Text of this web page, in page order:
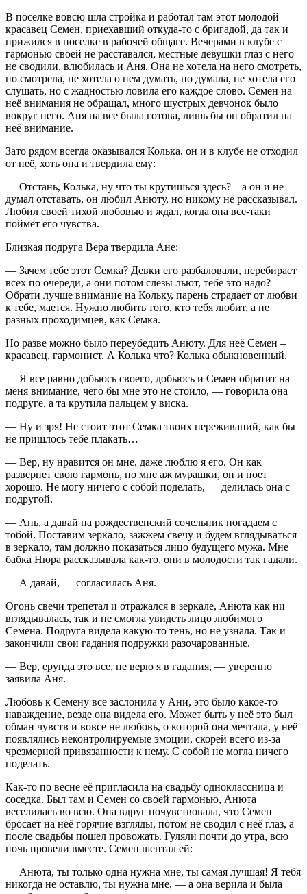
В поселке вовсю шла стройка и работал там этот молодой
красавец Семен, приехавший откуда-то с бригадой, да так и
прижился в поселке в рабочей общаге. Вечерами в клубе с
гармонью своей не расставался, местные девушки глаз с него
не сводили, влюбилась и Аня. Она не хотела на него смотреть,
но смотрела, не хотела о нем думать, но думала, не хотела его
слушать, но с жадностью ловила его каждое слово. Семен на
неё внимания не обращал, много шустрых девчонок было
вокруг него. Аня на все была готова, лишь бы он обратил на
неё внимание.
Зато рядом всегда оказывался Колька, он и в клубе не отходил
от неё, хоть она и твердила ему:
— Отстань, Колька, ну что ты крутишься здесь? – а он и не
думал отставать, он любил Анюту, но никому не рассказывал.
Любил своей тихой любовью и ждал, когда она все-таки
поймет его чувства.
Близкая подруга Вера твердила Ане:
— Зачем тебе этот Семка? Девки его разбаловали, перебирает
всех по очереди, а они потом слезы льют, тебе это надо?
Обрати лучше внимание на Кольку, парень страдает от любви
к тебе, мается. Нужно любить того, кто тебя любит, а не
разных проходимцев, как Семка.
Но разве можно было переубедить Анюту. Для неё Семен –
красавец, гармонист. А Колька что? Колька обыкновенный.
— Я все равно добьюсь своего, добьюсь и Семен обратит на
меня внимание, чего бы мне это не стоило, — говорила она
подруге, а та крутила пальцем у виска.
— Ну и зря! Не стоит этот Семка твоих переживаний, как бы
не пришлось тебе плакать…
— Вер, ну нравится он мне, даже люблю я его. Он как
развернет свою гармонь, по мне аж мурашки, он и поет
хорошо. Не могу ничего с собой поделать, — делилась она с
подругой.
— Ань, а давай на рождественский сочельник погадаем с
тобой. Поставим зеркало, зажжем свечу и будем вглядываться
в зеркало, там должно показаться лицо будущего мужа. Мне
бабка Нюра рассказывала как-то, они в молодости так гадали.
— А давай, — согласилась Аня.
Огонь свечи трепетал и отражался в зеркале, Анюта как ни
вглядывалась, так и не смогла увидеть лицо любимого
Семена. Подруга видела какую-то тень, но не узнала. Так и
закончили свои гадания подружки разочарованные.
— Вер, ерунда это все, не верю я в гадания, — уверенно
заявила Аня.
Любовь к Семену все заслонила у Ани, это было какое-то
наваждение, везде она видела его. Может быть у неё это был
обман чувств и вовсе не любовь, о которой она мечтала, у неё
появлялись неконтролируемые эмоции, скорей всего из-за
чрезмерной привязанности к нему. С собой не могла ничего
поделать.
Как-то по весне её пригласила на свадьбу одноклассница и
соседка. Был там и Семен со своей гармонью, Анюта
веселилась во всю. Она вдруг почувствовала, что Семен
бросает на неё горячие взгляды, потом не сводил с неё глаз, а
после свадьбы пошел провожать. Гуляли почти до утра, всю
ночь провели вместе. Семен шептал ей:
— Анюта, ты только одна нужна мне, ты самая лучшая! Я тебя
никогда не оставлю, ты нужна мне, — а она верила и была